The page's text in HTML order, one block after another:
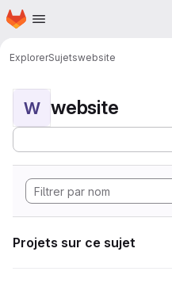
Passer au contenu principal
Page d'accueil
ExplorerSujetswebsite
W website
Projets sur ce sujet